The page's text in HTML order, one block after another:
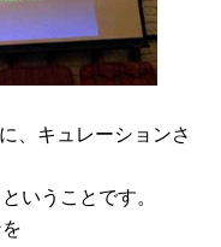
、キュレーションさ
いうことです。